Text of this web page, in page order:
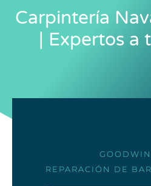
Carpintería
| Expertos a
REPARACIÓN DE